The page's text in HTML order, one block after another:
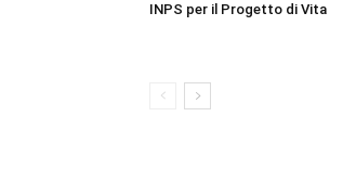
INPS per il Progetto di Vita